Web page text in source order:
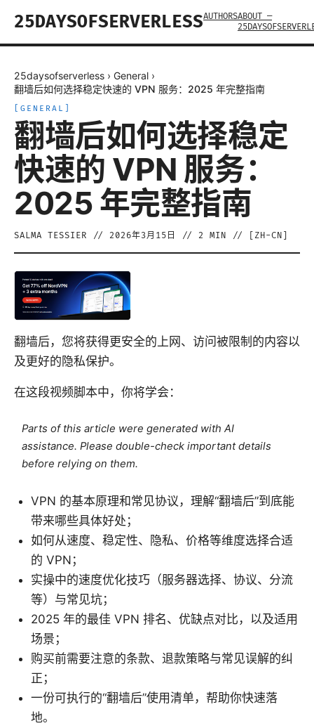
25DAYSOFSERVERLESSAUTHORSABOUT —
25daysofserverless › General ›
翻墙后如何选择稳定快速的 VPN 服务：2025 年完整指南
GENERAL
翻墙后如何选择稳定
快速的 VPN 服务：
2025 年完整指南
SALMA TESSIER // 2026年3月15日 // 2 MIN // [ ZH-CN
翻墙后，您将获得更安全的上网、访问被限制的内容以
及更好的隐私保护。
在这段视频脚本中，你将学会：
Parts of this article were generated with AI
assistance. Please double-check important details
before relying on them.
VPN 的基本原理和常见协议，理解“翻墙后”到底能
带来哪些具体好处；
如何从速度、稳定性、隐私、价格等维度选择合适
的 VPN；
实操中的速度优化技巧（服务器选择、协议、分流
等）与常见坑；
2025 年的最佳 VPN 排名、优缺点对比，以及适用
场景；
购买前需要注意的条款、退款策略与常见误解的纠
正；
一份可执行的“翻墙后”使用清单，帮助你快速落
地。